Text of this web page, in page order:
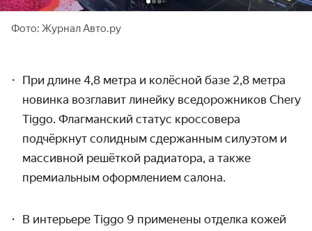
Фото: Журнал Авто.ру
При длине 4,8 метра и колёсной базе 2,8 метра
новинка возглавит линейку вседорожников Chery
Tiggo. Флагманский статус кроссовера
подчёркнут солидным сдержанным силуэтом и
массивной решёткой радиатора, а также
премиальным оформлением салона.
В интерьере Tiggo 9 применены отделка кожей